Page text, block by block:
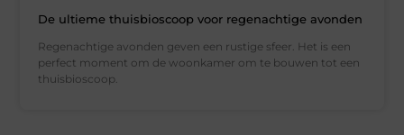
De ultieme thuisbioscoop voor regenachtige avonden
Regenachtige avonden geven een rustige sfeer. Het is een
perfect moment om de woonkamer om te bouwen tot een
thuisbioscoop.